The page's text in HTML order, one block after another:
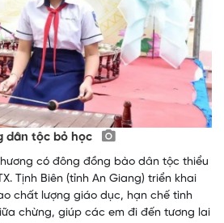
dân tộc bỏ học
có đông đồng bào dân tộc thiểu
Tịnh Biên (tỉnh An Giang) triển khai
chất lượng giáo dục, hạn chế tình
chừng, giúp các em đi đến tương lai